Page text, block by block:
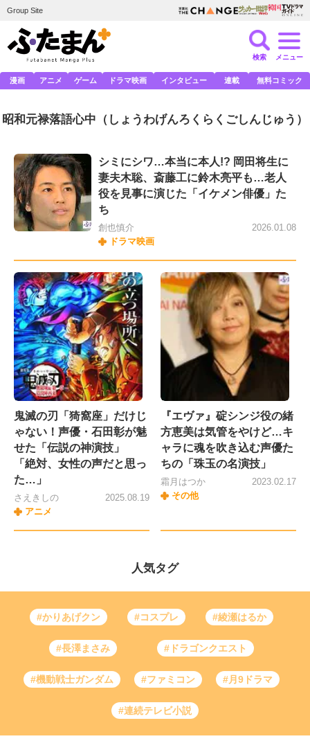
Group Site
検索 メニュー
漫画 アニメ ゲーム ドラマ映画 インタビュー 連載 無料コミック
昭和元禄落語心中 （しょうわげんろくらくごしんじゅう）
シミにシワ…本当に本人!? 岡田将生に
妻夫木聡、斎藤工に鈴木亮平も…老人
役を見事に演じた「イケメン俳優」た
ち
創也慎介
ドラマ映画
2026.01.08
鬼滅の刃「猗窩座」だけじ
ゃない！声優・石田彰が魅
せた「伝説の神演技」
「絶対、女性の声だと思っ
た…」
さえきしの
アニメ
2025.08.19
『エヴァ』碇シンジ役の緒
方恵美は気管をやけど…キ
ャラに魂を吹き込む声優た
ちの「珠玉の名演技」
霜月はつか
その他
2023.02.17
人気タグ
#かりあげクン #コスプレ #綾瀬はるか
#長澤まさみ #ドラゴンクエスト
#機動戦士ガンダム #ファミコン #月9ドラマ
#連続テレビ小説